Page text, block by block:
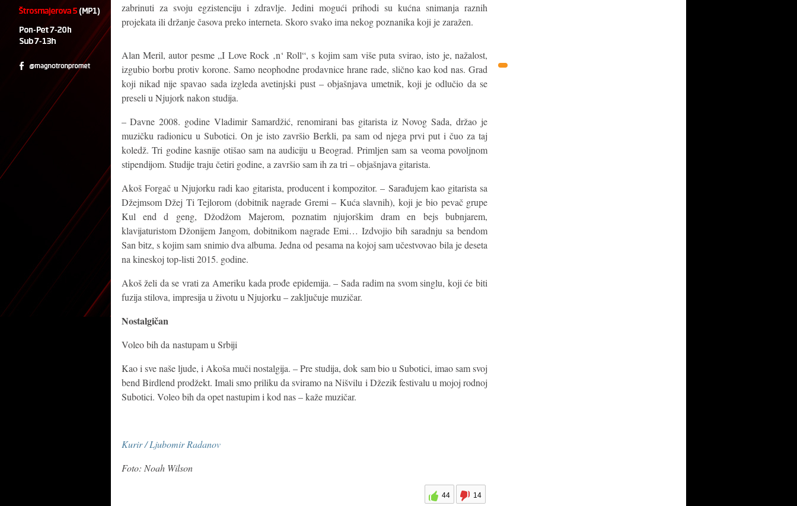
zabrinuti za svoju egzistenciju i zdravlje. Jedini mogući prihodi su kućna snimanja raznih
projekata ili držanje časova preko interneta. Skoro svako ima nekog poznanika koji je zaražen.
Alan Meril, autor pesme „I Love Rock ‚n‘ Roll“, s kojim sam više puta svirao, isto je, nažalost,
izgubio borbu protiv korone. Samo neophodne prodavnice hrane rade, slično kao kod nas. Grad
koji nikad nije spavao sada izgleda avetinjski pust – objašnjava umetnik, koji je odlučio da se
preseli u Njujork nakon studija.
– Davne 2008. godine Vladimir Samardžić, renomirani bas gitarista iz Novog Sada, držao je
muzičku radionicu u Subotici. On je isto završio Berkli, pa sam od njega prvi put i čuo za taj
koledž. Tri godine kasnije otišao sam na audiciju u Beograd. Primljen sam sa veoma povoljnom
stipendijom. Studije traju četiri godine, a završio sam ih za tri – objašnjava gitarista.
Akoš Forgač u Njujorku radi kao gitarista, producent i kompozitor. – Sarađujem kao gitarista sa
Džejmsom Džej Ti Tejlorom (dobitnik nagrade Gremi – Kuća slavnih), koji je bio pevač grupe
Kul end d geng, Džodžom Majerom, poznatim njujorškim dram en bejs bubnjarem,
klavijaturistom Džonijem Jangom, dobitnikom nagrade Emi… Izdvojio bih saradnju sa bendom
San bitz, s kojim sam snimio dva albuma. Jedna od pesama na kojoj sam učestvovao bila je deseta
na kineskoj top-listi 2015. godine.
Akoš želi da se vrati za Ameriku kada prođe epidemija. – Sada radim na svom singlu, koji će biti
fuzija stilova, impresija u životu u Njujorku – zaključuje muzičar.
Nostalgičan
Voleo bih da nastupam u Srbiji
Kao i sve naše ljude, i Akoša muči nostalgija. – Pre studija, dok sam bio u Subotici, imao sam svoj
bend Birdlend prodžekt. Imali smo priliku da sviramo na Nišvilu i Džezik festivalu u mojoj rodnoj
Subotici. Voleo bih da opet nastupim i kod nas – kaže muzičar.
Kurir / Ljubomir Radanov
Foto: Noah Wilson
44 14